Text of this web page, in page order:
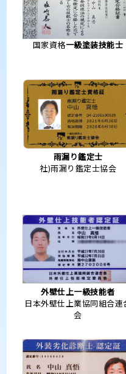
国家資格一級塗装技能士
雨漏り鑑定士
社)雨漏り鑑定士協会
外壁仕上一級技能者
日本外壁仕上業協同組合連
会